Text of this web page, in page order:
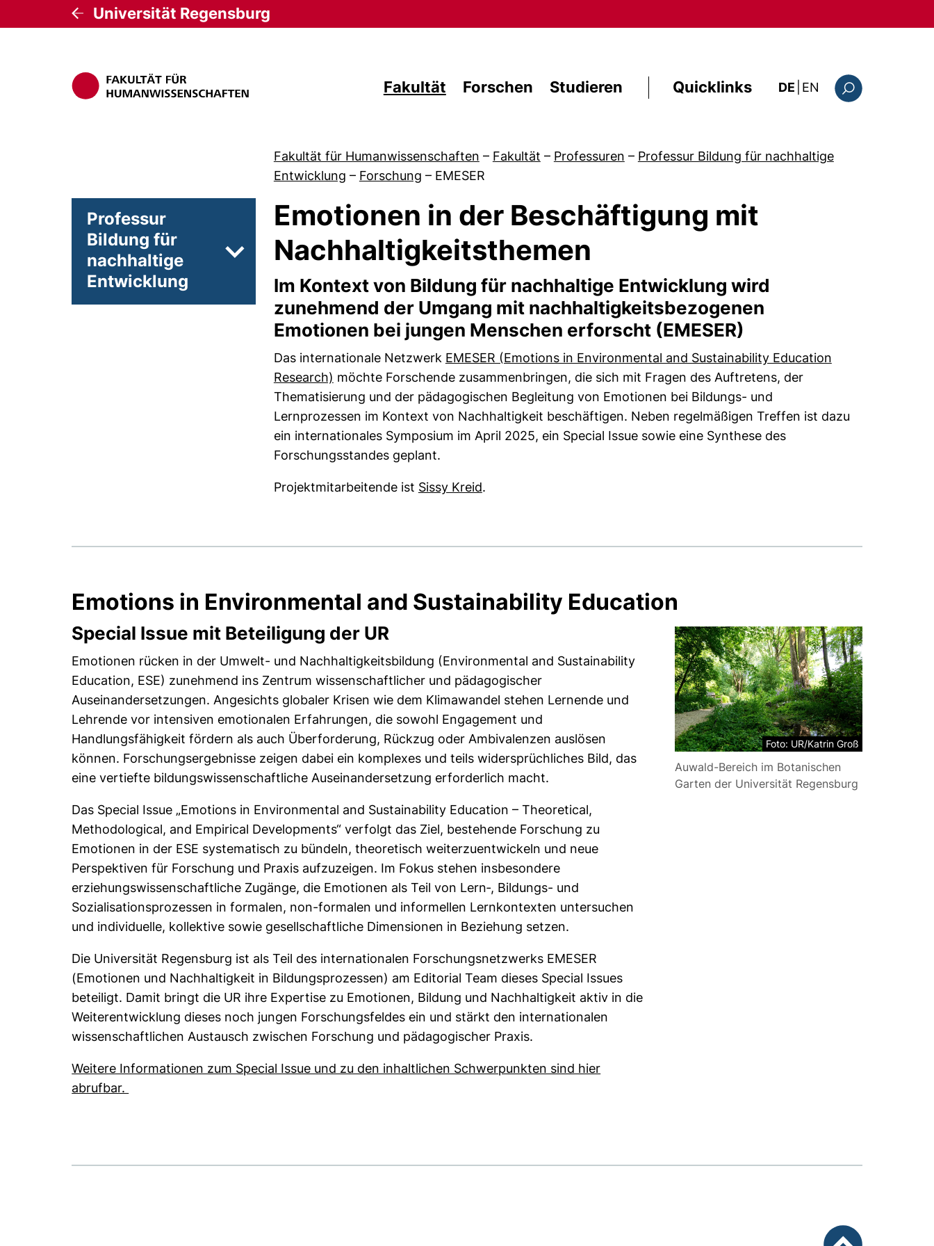
Universität Regensburg
Fakultät Forschen Studieren Quicklinks DE EN : this page in
Fakultät für Humanwissenschaften – Fakultät – Professuren – Professur Bildung für nachhaltige
Entwicklung – Forschung – EMESER
Professur
Bildung für
nachhaltige
Entwicklung
Unterseiten von Forschung
Emotionen in der Beschäftigung mit
Nachhaltigkeitsthemen
Im Kontext von Bildung für nachhaltige Entwicklung wird
zunehmend der Umgang mit nachhaltigkeitsbezogenen
Emotionen bei jungen Menschen erforscht (EMESER)
Das internationale Netzwerk EMESER (Emotions in Environmental and Sustainability Education
Research) (externer Link, öffnet neues Fenster)
möchte Forschende zusammenbringen, die sich mit Fragen des Auftretens, der
Thematisierung und der pädagogischen Begleitung von Emotionen bei Bildungs- und
Lernprozessen im Kontext von Nachhaltigkeit beschäftigen. Neben regelmäßigen Treffen ist dazu
ein internationales Symposium im April 2025, ein Special Issue sowie eine Synthese des
Forschungsstandes geplant.
Projektmitarbeitende ist Sissy Kreid.
Emotions in Environmental and Sustainability Education
Special Issue mit Beteiligung der UR
Emotionen rücken in der Umwelt- und Nachhaltigkeitsbildung (Environmental and Sustainability
Education, ESE) zunehmend ins Zentrum wissenschaftlicher und pädagogischer
Auseinandersetzungen. Angesichts globaler Krisen wie dem Klimawandel stehen Lernende und
Lehrende vor intensiven emotionalen Erfahrungen, die sowohl Engagement und
Handlungsfähigkeit fördern als auch Überforderung, Rückzug oder Ambivalenzen auslösen
können. Forschungsergebnisse zeigen dabei ein komplexes und teils widersprüchliches Bild, das
eine vertiefte bildungswissenschaftliche Auseinandersetzung erforderlich macht.
Das Special Issue „Emotions in Environmental and Sustainability Education – Theoretical,
Methodological, and Empirical Developments“ verfolgt das Ziel, bestehende Forschung zu
Emotionen in der ESE systematisch zu bündeln, theoretisch weiterzuentwickeln und neue
Perspektiven für Forschung und Praxis aufzuzeigen. Im Fokus stehen insbesondere
erziehungswissenschaftliche Zugänge, die Emotionen als Teil von Lern‑, Bildungs- und
Sozialisationsprozessen in formalen, non-formalen und informellen Lernkontexten untersuchen
und individuelle, kollektive sowie gesellschaftliche Dimensionen in Beziehung setzen.
Die Universität Regensburg ist als Teil des internationalen Forschungsnetzwerks EMESER
(Emotionen und Nachhaltigkeit in Bildungsprozessen) am Editorial Team dieses Special Issues
beteiligt. Damit bringt die UR ihre Expertise zu Emotionen, Bildung und Nachhaltigkeit aktiv in die
Weiterentwicklung dieses noch jungen Forschungsfeldes ein und stärkt den internationalen
wissenschaftlichen Austausch zwischen Forschung und pädagogischer Praxis.
Weitere Informationen zum Special Issue und zu den inhaltlichen Schwerpunkten sind hier
abrufbar.
Foto: UR/Katrin Groß
Auwald-Bereich im Botanischen
Garten der Universität Regensburg